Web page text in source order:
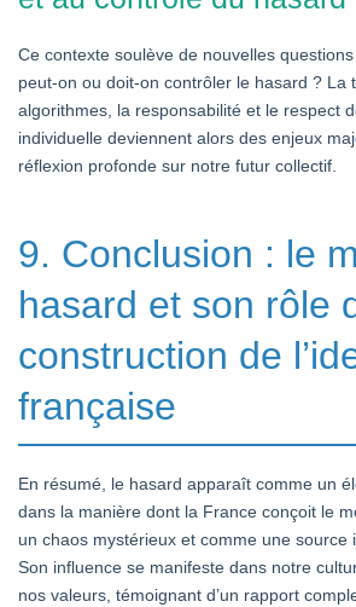
Ce contexte soulève de nouvelles questions
peut-on ou doit-on contrôler le hasard ? La
algorithmes, la responsabilité et le respect
individuelle deviennent alors des enjeux
réflexion profonde sur notre futur collectif.
9. Conclusion : le
hasard et son rôle
construction de
française
En résumé, le hasard apparaît comme un
dans la manière dont la France conçoit le
un chaos mystérieux et comme une source
Son influence se manifeste dans notre
nos valeurs, témoignant d’un rapport